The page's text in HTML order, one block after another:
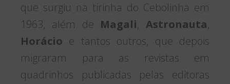
que surgiu na tirinha do Cebolinha em
1963, além de Magali, Astronauta,
Horácio e tantos outros, que depois
migraram para as revistas em
quadrinhos publicadas pelas editoras